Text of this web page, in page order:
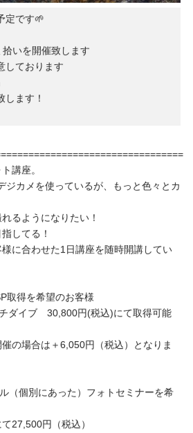
定です🌱
いを開催致します
しております
します！
講座。
ジカメを使っているが、もっと色々とカ
るようになりたい！
してる！
に合わせた1日講座を随時開講してい
取得を希望のお客様
ダイブ 30,800円(税込)にて取得可能
の場合は＋6,050円（税込）となりま
（個別にあった）フォトセミナーを希
27,500円（税込）